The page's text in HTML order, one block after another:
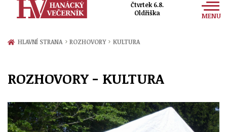
Čtvrtek 6.8.
Oldřiška
MENU
Zprávy
Přerov
Politika
Ekonomika
Kultura
Hudba
Společnost
Ženy
Sport
HLAVNÍ STRANA › ROZHOVORY › KULTURA
ROZHOVORY - KULTURA